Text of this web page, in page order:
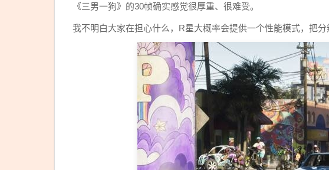
《三男一狗》的30帧确实感觉很厚重、很难受。
我不明白大家在担心什么，R星大概率会提供一个性能模式，把分